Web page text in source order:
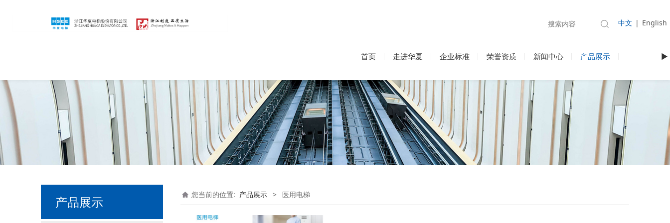
中文 | English
首页 走进华夏 企业标准 荣誉资质 新闻中心 产品展示 ►
产品展示 您当前的位置: 产品展示 > 医用电梯